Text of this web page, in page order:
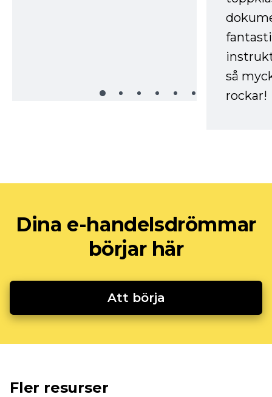
så
rockar!
Dina e-handelsdrömmar
börjar här
Att börja
Fler resurser